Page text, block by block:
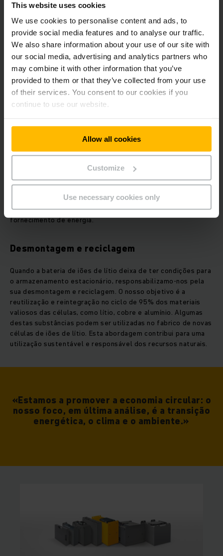
This website uses cookies
We use cookies to personalise content and ads, to
provide social media features and to analyse our traffic.
We also share information about your use of our site with
our social media, advertising and analytics partners who
may combine it with other information that you’ve
provided to them or that they’ve collected from your use
of their services. You consent to our cookies if you
continue to use our website.
Allow all cookies
Customize
Use necessary cookies only
de análise para avaliar e selecionar as células usadas com
recurso a inteligência artificial. As baterias de iões de lítio
podem, assim, ser novamente utilizadas em equipamentos
usados (2.º estágio da vida útil) e depois para
armazenamento estacionário (3.º estágio da vida útil).
Estágio 3 da vida útil: Utilização para
armazenamento estacionário
O 3.ª estágio da vida útil tem lugar fora do equipamento de
movimentação de cargas: Se a capacidade da bateria for
equipamento de movimentação de cargas. A bateria pode,
porém, ser utilizada como unidade de armazenamento
estacionário durante mais alguns anos. Nos próximos anos,
com o aumento da utilização de energias renováveis, o
armazenamento estacionário irá desempenhar um papel cada
vez mais importante, para compensar as flutuações no
fornecimento de energia.
Desmontagem e reciclagem
Quando a bateria de iões de lítio deixa de ter condições para
o armazenamento estacionário, responsabilizamo-nos pela
sua desmontagem e reciclagem. O nosso objetivo é a
reutilização e reintegração no ciclo de 95% dos materiais
valiosos das células, como lítio, cobre e alumínio. Algumas
destas substâncias podem ser utilizadas no fabrico de novas
células de iões de lítio. Esta abordagem contribui para uma
utilização sustentável e responsável dos recursos naturais.
«Estamos a promover a economia circular: o
nosso foco, em última análise, é a transição
energética, o clima e o ambiente.»